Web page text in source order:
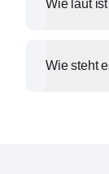
Wie laut
Wie steht